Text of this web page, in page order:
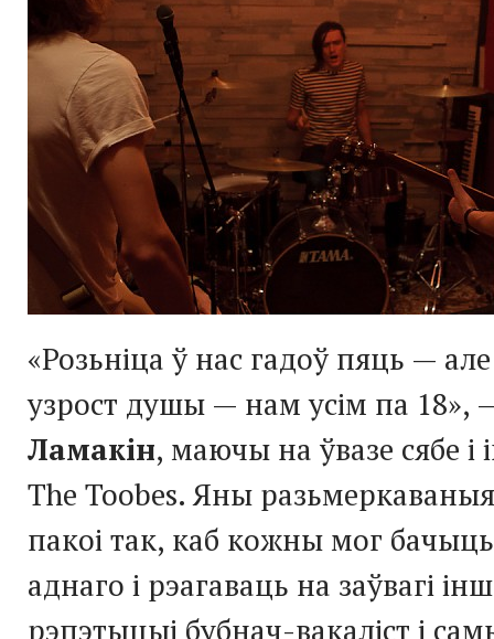
«Розьніца ў нас гадоў пяць —
узрост душы — нам усім па 18»,
Ламакін, маючы на ўвазе сябе
The Toobes. Яны
пакоі так, каб кожны мог
аднаго і рэагаваць на заўвагі
рэпэтыцыі бубнач-вакаліст і